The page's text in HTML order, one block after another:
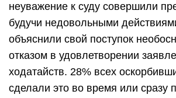
неуважение к суду совершили
будучи недовольными
объяснили свой поступок
отказом в удовлетворении
ходатайств. 28% всех
сделали это во время или сразу